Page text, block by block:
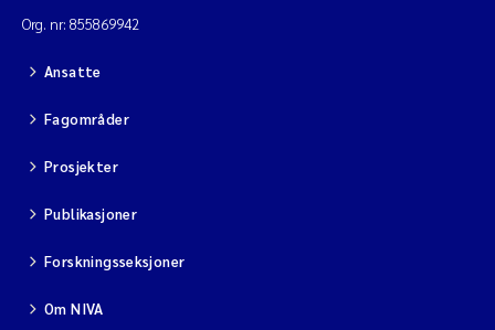
Org. nr: 855869942
Ansatte
Fagområder
Prosjekter
Publikasjoner
Forskningsseksjoner
Om NIVA